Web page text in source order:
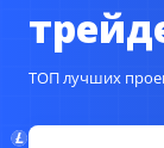
ТОП лучших